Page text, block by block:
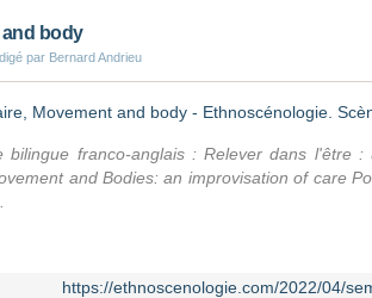
and body
par Bernard Andrieu
bilingue franco-anglais : Relever dans l'être
and Bodies: an improvisation of care
https://ethnoscenologie.com/2022/04/